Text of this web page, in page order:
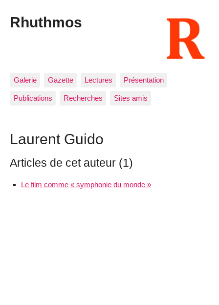
Rhuthmos
Galerie Gazette Lectures Présentation
Publications Recherches Sites amis
Laurent Guido
Articles de cet auteur (1)
Le film comme « symphonie du monde »